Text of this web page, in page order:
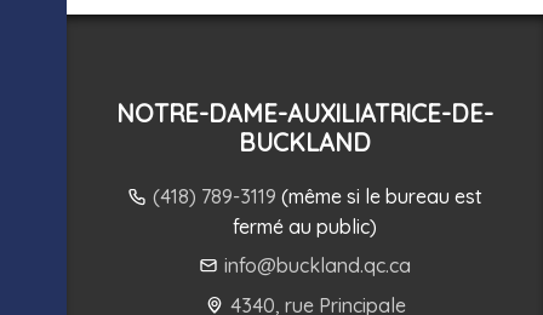
NOTRE-DAME-AUXILIATRICE-DE-
BUCKLAND
(418) 789-3119 (même si le bureau est
fermé au public)
info@buckland.qc.ca
4340, rue Principale